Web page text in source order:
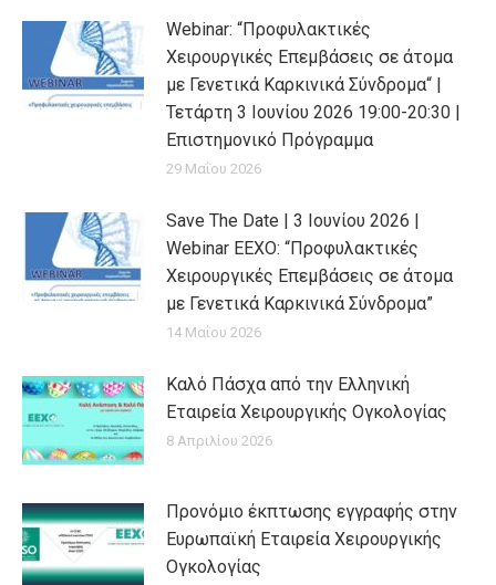
Webinar: “Προφυλακτικές
Χειρουργικές Επεμβάσεις σε άτομα
με Γενετικά Καρκινικά Σύνδρομα“ |
Τετάρτη 3 Ιουνίου 2026 19:00-20:30 |
Επιστημονικό Πρόγραμμα
29 Μαΐου 2026
Save The Date | 3 Ιουνίου 2026 |
Webinar EEXO: “Προφυλακτικές
Χειρουργικές Επεμβάσεις σε άτομα
με Γενετικά Καρκινικά Σύνδρομα”
14 Μαΐου 2026
Καλό Πάσχα από την Ελληνική
Εταιρεία Χειρουργικής Ογκολογίας
8 Απριλίου 2026
Προνόμιο έκπτωσης εγγραφής στην
Ευρωπαϊκή Εταιρεία Χειρουργικής
Ογκολογίας